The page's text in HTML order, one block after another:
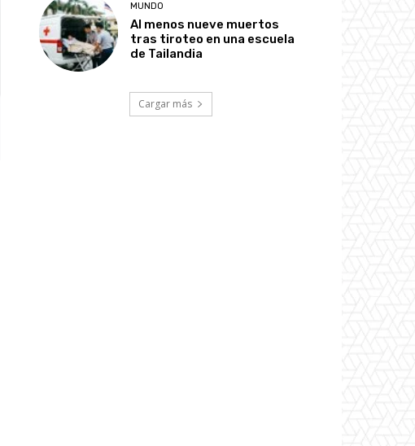
MUNDO
Al menos nueve muertos
tras tiroteo en una escuela
de Tailandia
Cargar más